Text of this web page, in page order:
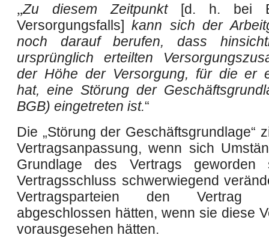
„Zu diesem Zeitpunkt
[d. h. bei
Versorgungsfalls]kann sich der
noch darauf berufen, dass
ursprünglich erteilten
der Höhe der Versorgung, für die er
hat, eine Störung der
BGB) eingetreten ist.“
Die „Störung der Geschäftsgrundlage“
Vertragsanpassung, wenn sich
Grundlage des Vertrags geworden
Vertragsschluss schwerwiegend
Vertragsparteien den
abgeschlossen hätten, wenn sie diese
vorausgesehen hätten.